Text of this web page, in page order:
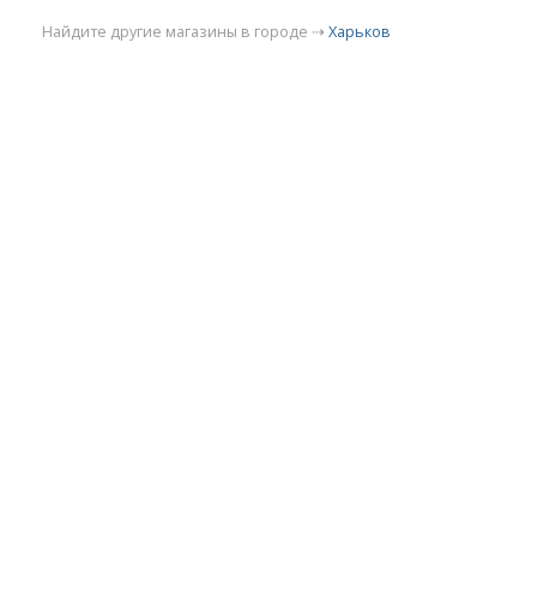
Найдите другие магазины в городе ⇢ Харьков